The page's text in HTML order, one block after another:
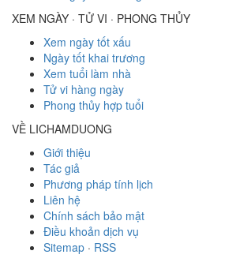
XEM NGÀY · TỬ VI · PHONG THỦY
Xem ngày tốt xấu
Ngày tốt khai trương
Xem tuổi làm nhà
Tử vi hàng ngày
Phong thủy hợp tuổi
VỀ LICHAMDUONG
Giới thiệu
Tác giả
Phương pháp tính lịch
Liên hệ
Chính sách bảo mật
Điều khoản dịch vụ
Sitemap · RSS